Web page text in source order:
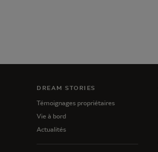
DREAM STORIES
Témoignages propriétaires
Vie à bord
Actualités